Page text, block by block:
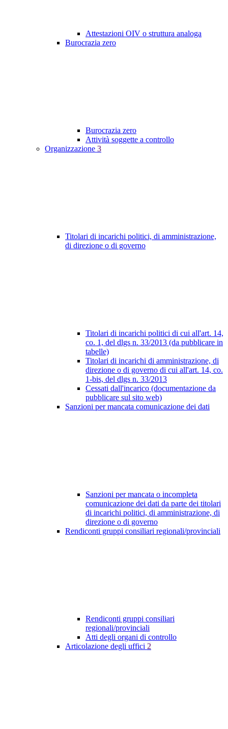
Attestazioni OIV o struttura analoga
Burocrazia zero
Burocrazia zero
Attività soggette a controllo
Organizzazione 3
Titolari di incarichi politici, di amministrazione,
di direzione o di governo
Titolari di incarichi politici di cui all'art. 14,
co. 1, del dlgs n. 33/2013 (da pubblicare in
tabelle)
Titolari di incarichi di amministrazione, di
direzione o di governo di cui all'art. 14, co.
1-bis, del dlgs n. 33/2013
Cessati dall'incarico (documentazione da
pubblicare sul sito web)
Sanzioni per mancata comunicazione dei dati
Sanzioni per mancata o incompleta
comunicazione dei dati da parte dei titolari
di incarichi politici, di amministrazione, di
direzione o di governo
Rendiconti gruppi consiliari regionali/provinciali
Rendiconti gruppi consiliari
regionali/provinciali
Atti degli organi di controllo
Articolazione degli uffici 2